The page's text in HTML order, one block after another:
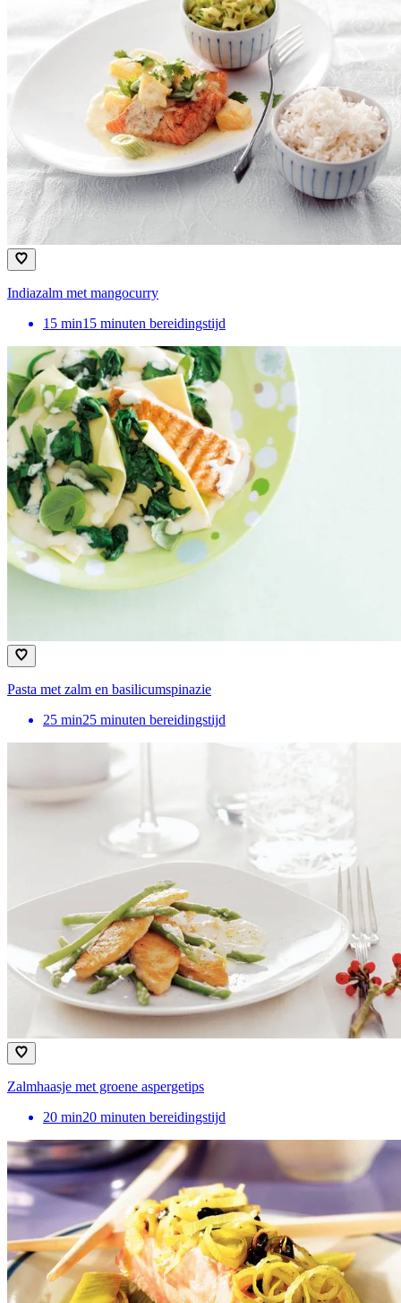
Indiazalm met mangocurry
15 min15 minuten bereidingstijd
Pasta met zalm en basilicumspinazie
25 min25 minuten bereidingstijd
Zalmhaasje met groene aspergetips
20 min20 minuten bereidingstijd